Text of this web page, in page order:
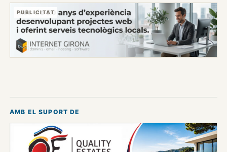
PUBLICITAT
AMB EL SUPORT DE